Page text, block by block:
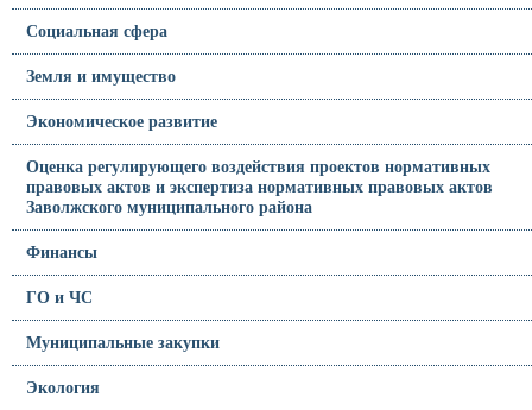
Социальная сфера
Земля и имущество
Экономическое развитие
Оценка регулирующего воздействия проектов нормативных
правовых актов и экспертиза нормативных правовых актов
Заволжского муниципального района
Финансы
ГО и ЧС
Муниципальные закупки
Экология